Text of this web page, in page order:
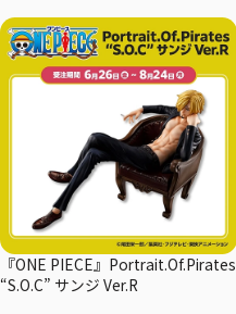
『ONE PIECE』Portrait.Of.Pirates
“S.O.C” サンジ Ver.R